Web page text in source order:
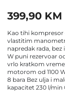
399,90 KM
Kao tihi kompresor
vlastitim
napredak rada,
W puni rezervoar
vrlo kratkom
motorom od 1100
8 bara Bez ulja i
kapacitet 230 l/min